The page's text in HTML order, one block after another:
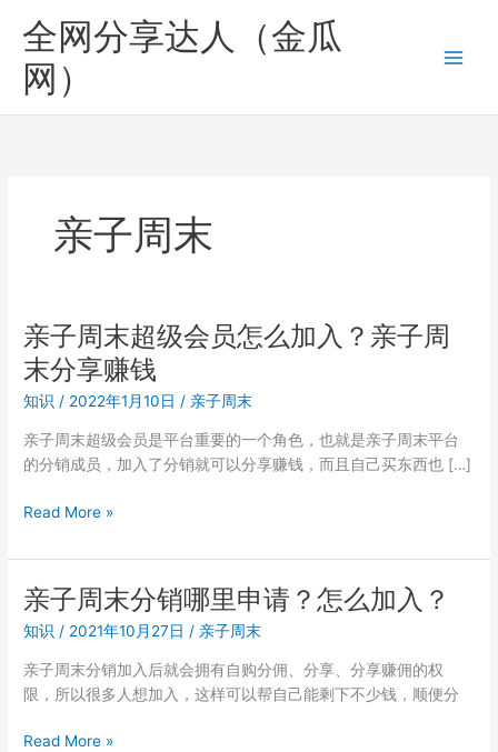
全网分享达人（金瓜
网）
亲子周末
亲子周末超级会员怎么加入？亲子周
末分享赚钱
知识 / 2022年1月10日/亲子周末
亲子周末超级会员是平台重要的一个角色，也就是亲子周末平台
的分销成员，加入了分销就可以分享赚钱，而且自己买东西也 […]
亲
周
末
超
级
员
怎
Read More »
亲子周末分销哪里申请？怎么加入？
知识 / 2021年10月27日/亲子周末
亲子周末分销加入后就会拥有自购分佣、分享、分享赚佣的权
限，所以很多人想加入，这样可以帮自己能剩下不少钱，顺便分
亲
Read More »